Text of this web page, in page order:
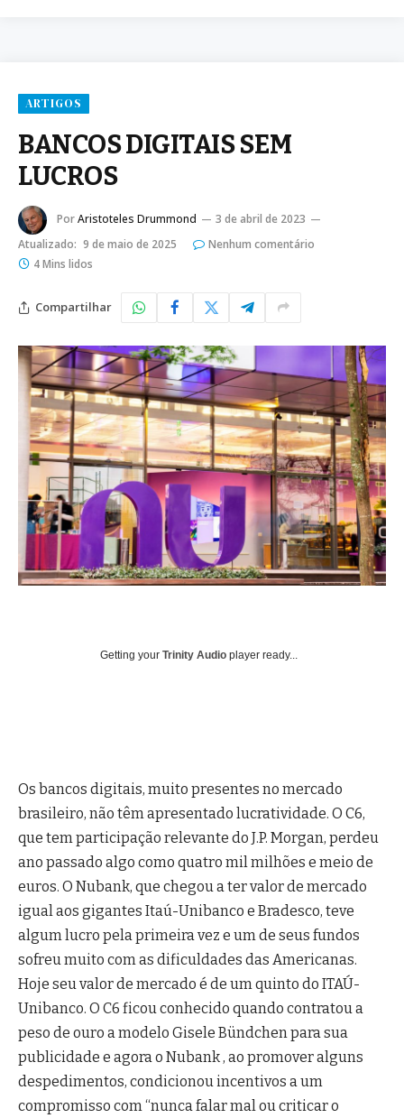
ARTIGOS
BANCOS DIGITAIS SEM
LUCROS
PorAristoteles Drummond
3 de abril de 2023
Atualizado: 9 de maio de 2025
Nenhum comentário
4 Mins lidos
Compartilhar
Getting your Trinity Audio player ready...
Os bancos digitais, muito presentes no mercado
brasileiro, não têm apresentado lucratividade. O C6,
que tem participação relevante do J.P. Morgan, perdeu
ano passado algo como quatro mil milhões e meio de
euros. O Nubank, que chegou a ter valor de mercado
igual aos gigantes Itaú-Unibanco e Bradesco, teve
algum lucro pela primeira vez e um de seus fundos
sofreu muito com as dificuldades das Americanas.
Hoje seu valor de mercado é de um quinto do ITAÚ-
Unibanco. O C6 ficou conhecido quando contratou a
peso de ouro a modelo Gisele Bündchen para sua
publicidade e agora o Nubank , ao promover alguns
despedimentos, condicionou incentivos a um
compromisso com “nunca falar mal ou criticar o